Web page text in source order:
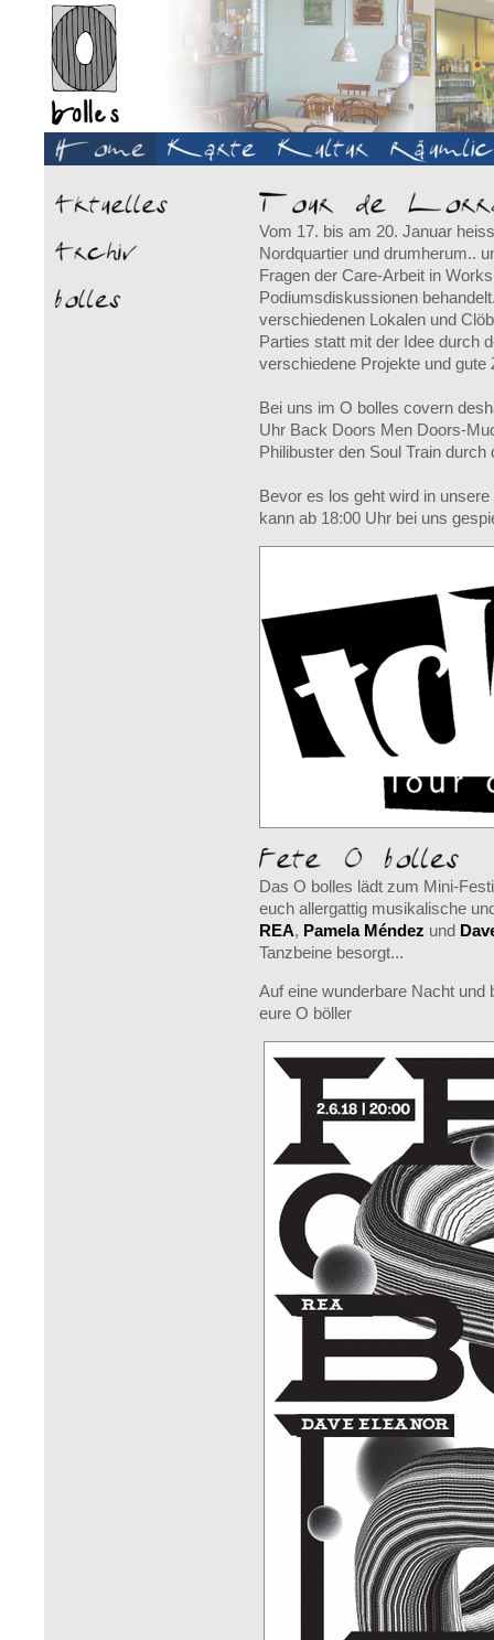
Vom 17. bis am 20. Januar
Nordquartier und drumherum..
Fragen der Care-Arbeit in
Podiumsdiskussionen
verschiedenen Lokalen und
Parties statt mit der Idee durch
verschiedene Projekte und
Bei uns im O bolles covern
Uhr Back Doors Men Doors-
Philibuster den Soul Train
Bevor es los geht wird in
kann ab 18:00 Uhr bei uns
Das O bolles lädt zum Mini-
euch allergattig musikalische
REA, Pamela Méndez und
Tanzbeine besorgt...
Auf eine wunderbare Nacht und
eure O böller